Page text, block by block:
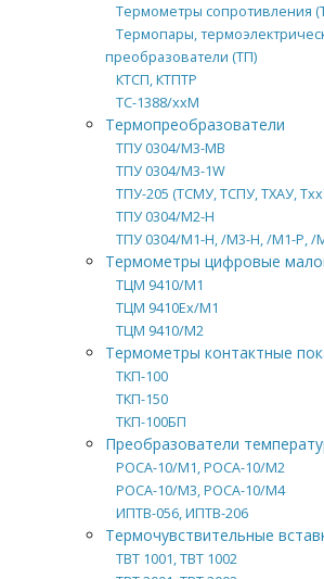
Термометры сопротивления
Термопары,
преобразователи (ТП)
КТСП, КТПТР
ТС-1388/ххМ
Термопреобразователи
ТПУ 0304/М3-MB
ТПУ 0304/M3-1W
ТПУ-205 (ТСМУ, ТСПУ, ТХАУ,
ТПУ 0304/М2-H
ТПУ 0304/М1-Н, /М3-Н, /М1-Р, /
Термометры цифровые
ТЦМ 9410/М1
ТЦМ 9410Ex/М1
ТЦМ 9410/М2
Термометры контактные
ТКП-100
ТКП-150
ТКП-100БП
Преобразователи
РОСА-10/М1, РОСА-10/М2
РОСА-10/М3, РОСА-10/М4
ИПТВ-056, ИПТВ-206
Термочувствительные
ТВТ 1001, ТВТ 1002